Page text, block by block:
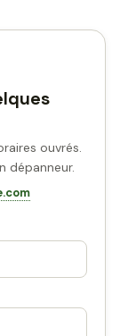
ouvrés.
dépanneur.